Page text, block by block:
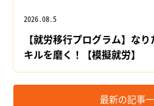
2026.08.5
【就労移行プログラム】な
キルを磨く！【模擬就労】
最新の記事